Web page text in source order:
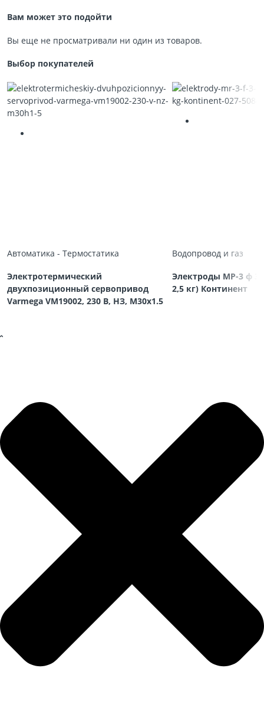
Вам может это подойти
Вы еще не просматривали ни один из товаров.
Выбор покупателей
Автоматика - Термостатика
Электротермический
двухпозиционный сервопривод
Varmega VM19002, 230 В, НЗ, M30х1.5
Водопровод и газ
Электроды МР-3 ф
2,5 кг) Континент